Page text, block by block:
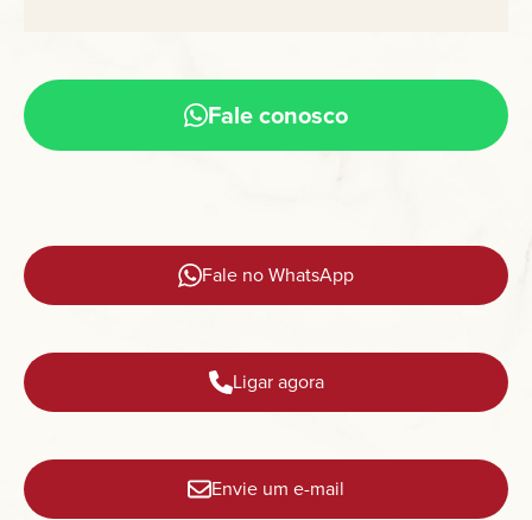
Fale conosco
Fale no WhatsApp
Ligar agora
Envie um e-mail